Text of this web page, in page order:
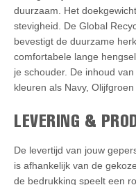
duurzaam. Het
stevigheid. De Global
bevestigt de duurzame
comfortabele lange
je schouder. De inhoud
kleuren als Navy, Olijfgroen
LEVERING &
De levertijd van jouw
is afhankelijk van de
de bedrukking speelt een